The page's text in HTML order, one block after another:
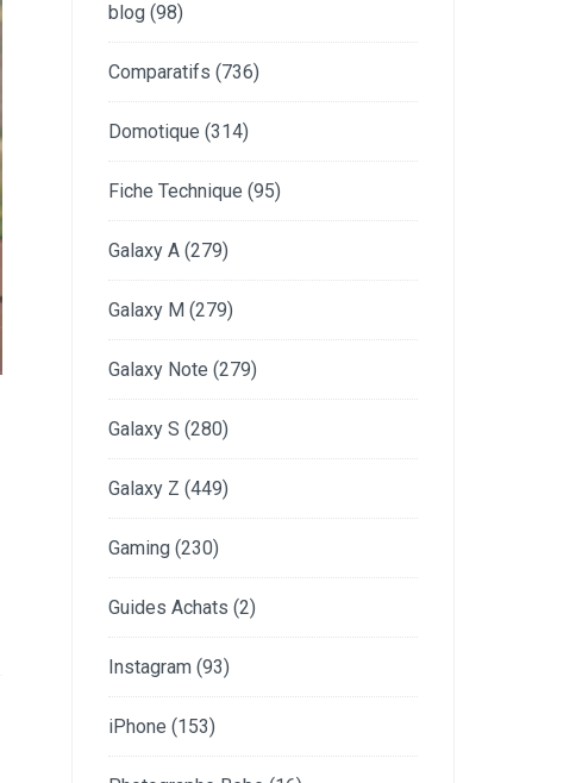
blog (98)
Comparatifs (736)
Domotique (314)
Fiche Technique (95)
Galaxy A (279)
Galaxy M (279)
Galaxy Note (279)
Galaxy S (280)
Galaxy Z (449)
Gaming (230)
Guides Achats (2)
Instagram (93)
iPhone (153)